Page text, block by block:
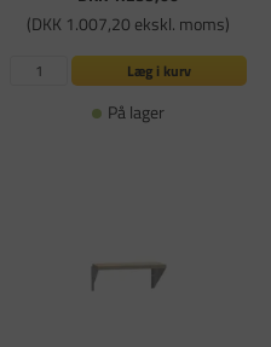
(DKK 1.007,20 ekskl. moms)
Læg i kurv
På lager